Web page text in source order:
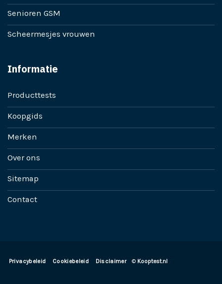
Senioren GSM
Scheermesjes vrouwen
Informatie
Producttests
Koopgids
Merken
Over ons
Sitemap
Contact
Privacybeleid Cookiebeleid Disclaimer © Kooptest.nl